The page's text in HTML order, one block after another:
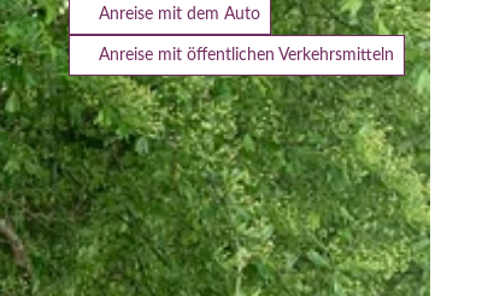
Anreise mit dem Auto
Anreise mit öffentlichen Verkehrsmitteln